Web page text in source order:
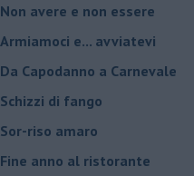
Non avere e non essere
Armiamoci e... avviatevi
Da Capodanno a Carnevale
Schizzi di fango
Sor-riso amaro
Fine anno al ristorante